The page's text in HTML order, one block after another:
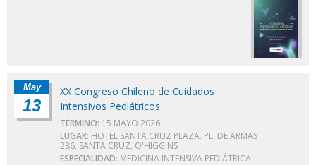
May
13
XX Congreso Chileno de Cuidados
Intensivos Pediátricos
TÉRMINO: 15 MAYO 2026
LUGAR: HOTEL SANTA CRUZ PLAZA. PL. DE ARMAS
286, SANTA CRUZ, O'HIGGINS
ESPECIALIDAD: MEDICINA INTENSIVA PEDIÁTRICA